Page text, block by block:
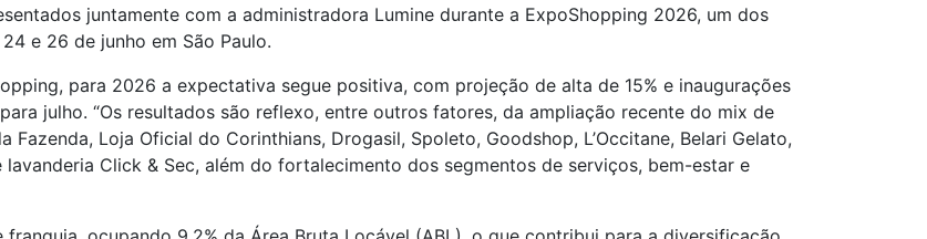
juntamente com a administradora Lumine durante a ExpoShopping 2026, um dos
e 26 de junho em São Paulo.
para 2026 a expectativa segue positiva, com projeção de alta de 15% e inaugurações
julho. “Os resultados são reflexo, entre outros fatores, da ampliação recente do mix de
Loja Oficial do Corinthians, Drogasil, Spoleto, Goodshop, L’Occitane, Belari Gelato,
Click & Sec, além do fortalecimento dos segmentos de serviços, bem-estar e